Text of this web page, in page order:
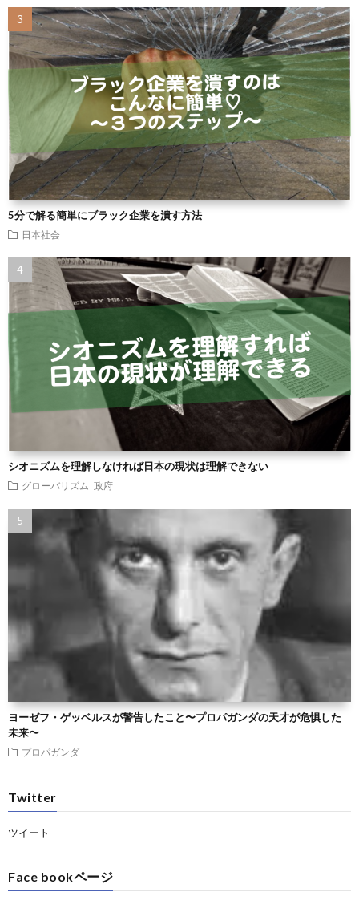
5分で解る簡単にブラック企業を潰す方法
日本社会
シオニズムを理解しなければ日本の現状は理解できない
グローバリズム 政府
ヨーゼフ・ゲッベルスが警告したこと〜プロパガンダの天才が危惧した
未来〜
プロパガンダ
Twitter
ツイート
Face bookページ